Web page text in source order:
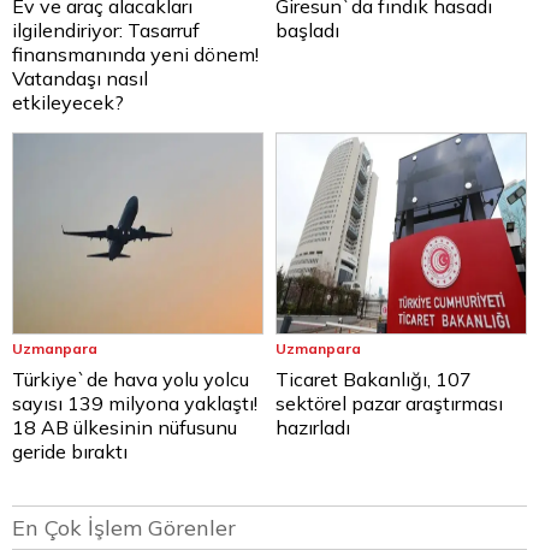
Ev ve araç alacakları
ilgilendiriyor: Tasarruf
finansmanında yeni dönem!
Vatandaşı nasıl
etkileyecek?
Giresun`da fındık hasadı
başladı
Uzmanpara
Türkiye`de hava yolu yolcu
sayısı 139 milyona yaklaştı!
18 AB ülkesinin nüfusunu
geride bıraktı
Uzmanpara
Ticaret Bakanlığı, 107
sektörel pazar araştırması
hazırladı
En Çok İşlem Görenler